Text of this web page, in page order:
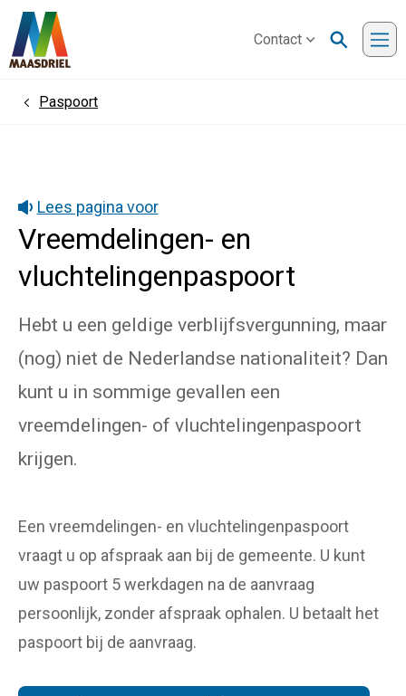
Contact
HomePaspoort
Lees pagina voor
Vreemdelingen- en
vluchtelingenpaspoort
Hebt u een geldige verblijfsvergunning, maar
(nog) niet de Nederlandse nationaliteit? Dan
kunt u in sommige gevallen een
vreemdelingen- of vluchtelingenpaspoort
krijgen.
Een vreemdelingen- en vluchtelingenpaspoort
vraagt u op afspraak aan bij de gemeente. U kunt
uw paspoort 5 werkdagen na de aanvraag
persoonlijk, zonder afspraak ophalen. U betaalt het
paspoort bij de aanvraag.